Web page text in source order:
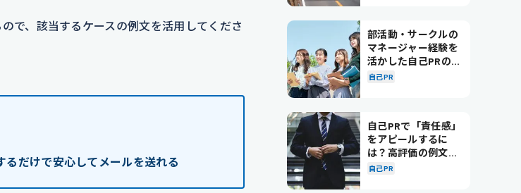
ので、該当するケースの例文を活用してくださ
るだけで安心してメールを送れる
部活動・サークルの
マネージャー経験を
活かした自己PRの書
き方を徹底解説！
自己PR
自己PRで「責任感」
をアピールするに
は？高評価の例文も
紹介！
自己PR